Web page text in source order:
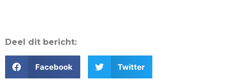
Deel dit bericht:
Facebook Twitter